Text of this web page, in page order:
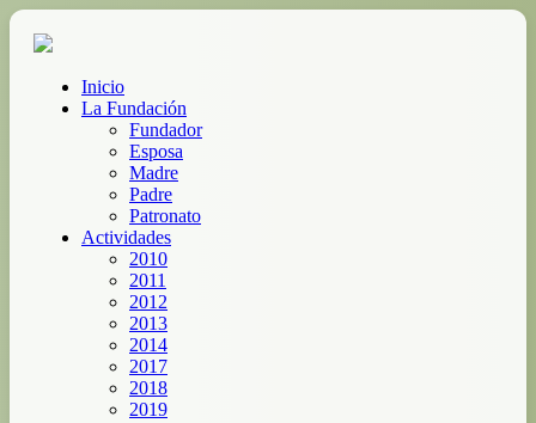
Inicio
La Fundación
Fundador
Esposa
Madre
Padre
Patronato
Actividades
2010
2011
2012
2013
2014
2017
2018
2019